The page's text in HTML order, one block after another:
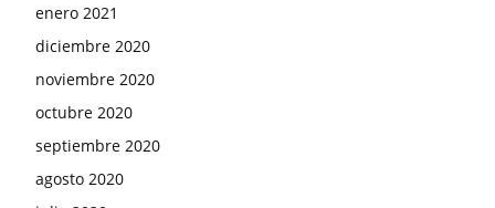
enero 2021
diciembre 2020
noviembre 2020
octubre 2020
septiembre 2020
agosto 2020